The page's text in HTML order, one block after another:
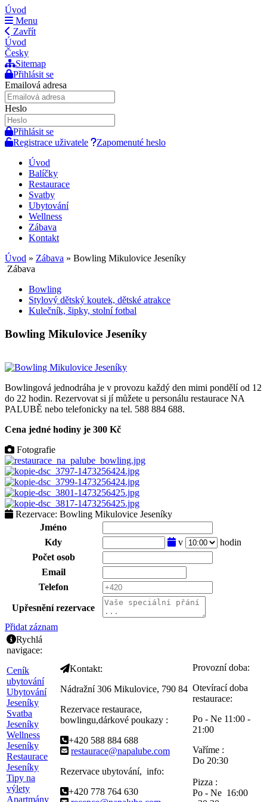
Úvod
Menu
Zavřít
Úvod
Česky
Sitemap
Přihlásit se
Emailová adresa
Heslo
Přihlásit se
Registrace uživatele
Zapomenuté heslo
Úvod
Balíčky
Restaurace
Svatby
Ubytování
Wellness
Zábava
Kontakt
Úvod » Zábava » Bowling Mikulovice Jeseníky
Zábava
Bowling
Stylový dětský koutek, dětské atrakce
Kulečník, šipky, stolní fotbal
Bowling Mikulovice Jeseníky
Bowlingová jednodráha je v provozu každý den mimi pondělí od 12
do 22 hodin. Rezervovat si jí můžete u personálu restaurace NA
PALUBĚ nebo telefonicky na tel. 588 884 688.
Cena jedné hodiny je 300 Kč
Fotografie
Rezervace: Bowling Mikulovice Jeseníky
Jméno
Kdy
v
hodin
Počet osob
Email
Telefon
Upřesnění rezervace
Přidat záznam
Rychlá
navigace:
Ceník
ubytování
Ubytování
Jeseníky
Svatba
Jeseníky
Wellness
Jeseníky
Restaurace
Jeseníky
Tipy na
výlety
Apartmány
Kontakt:
Nádražní 306 Mikulovice, 790 84
Rezervace restaurace,
bowlingu,dárkové poukazy :
+420 588 884 688
restaurace@napalube.com
Rezervace ubytování, info:
+420 778 764 630
Provozní doba:
Otevírací doba
restaurace:
Po - Ne 11:00 -
21:00
Vaříme :
Do 20:30
Pizza :
Po - Ne 16:00